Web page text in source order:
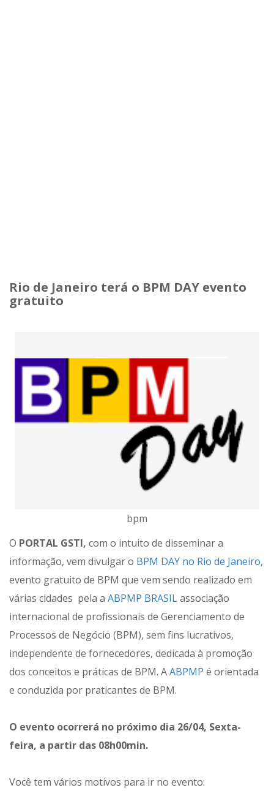
Rio de Janeiro terá o BPM DAY evento
gratuito
bpm
O PORTAL GSTI, com o intuito de disseminar a
informação, vem divulgar o BPM DAY no Rio de Janeiro,
evento gratuito de BPM que vem sendo realizado em
várias cidades pela a ABPMP BRASILassociação
internacional de profissionais de Gerenciamento de
Processos de Negócio (BPM), sem fins lucrativos,
independente de fornecedores, dedicada à promoção
dos conceitos e práticas de BPM. AABPMP é orientada
e conduzida por praticantes de BPM.
O evento ocorrerá no próximo dia 26/04, Sexta-
feira, a partir das 08h00min.
Você tem vários motivos para ir no evento: